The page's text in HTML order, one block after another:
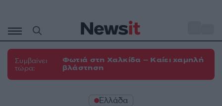
περιεχόμενο
Συμβαίνει
τώρα:
Φωτιά στη Χαλκίδα – Καίει χαμηλή
βλάστηση
Ελλάδα